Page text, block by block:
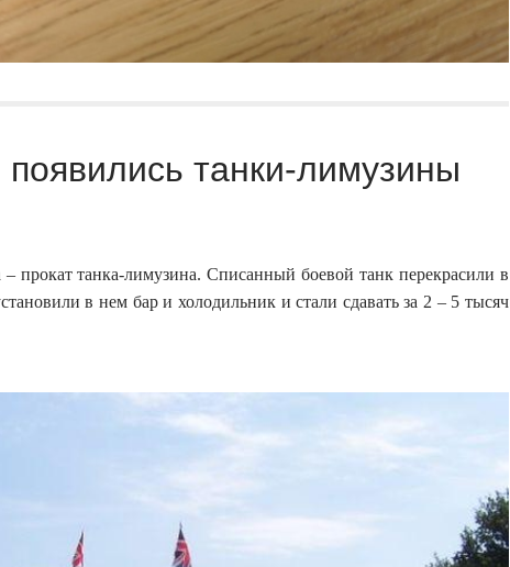
танки-лимузины
– прокат танка-лимузина. Списанный боевой танк перекрасили в
в нем бар и холодильник и стали сдавать за 2 – 5 тысяч